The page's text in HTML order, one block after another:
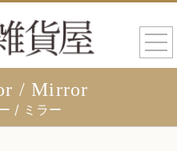
/ Mirror
/ ミラー